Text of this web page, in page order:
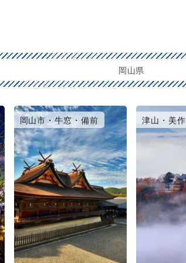
岡山県
岡山市・牛窓・備前 津山・美作